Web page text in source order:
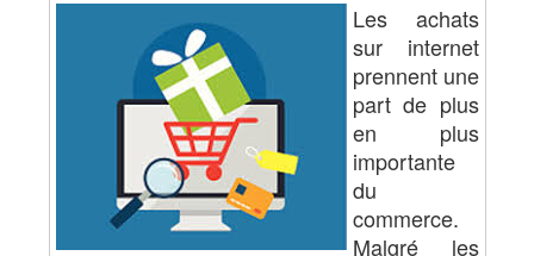
Les achats
sur internet
prennent une
part de plus
en plus
importante
du
commerce.
Malgré les